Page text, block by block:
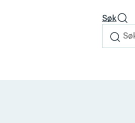
Søk
Søk
Søk
etter